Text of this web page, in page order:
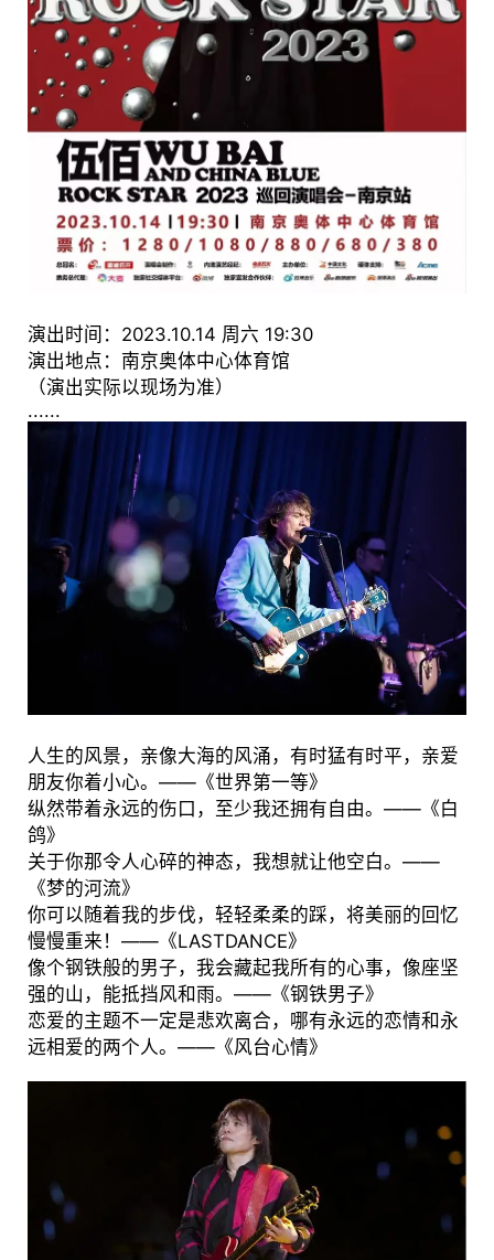
演出时间：2023.10.14 周六 19:30
演出地点：南京奥体中心体育馆
（演出实际以现场为准）
......
人生的风景，亲像大海的风涌，有时猛有时平，亲爱
朋友你着小心。——《世界第一等》
纵然带着永远的伤口，至少我还拥有自由。——《白
鸽》
关于你那令人心碎的神态，我想就让他空白。——
《梦的河流》
你可以随着我的步伐，轻轻柔柔的踩，将美丽的回忆
慢慢重来！——《LASTDANCE》
像个钢铁般的男子，我会藏起我所有的心事，像座坚
强的山，能抵挡风和雨。——《钢铁男子》
恋爱的主题不一定是悲欢离合，哪有永远的恋情和永
远相爱的两个人。——《风台心情》